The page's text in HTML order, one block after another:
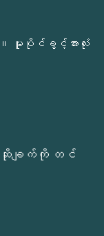
မူပိုင်ခွင့်အားလုံး
းဆိုချက်ကို တင်